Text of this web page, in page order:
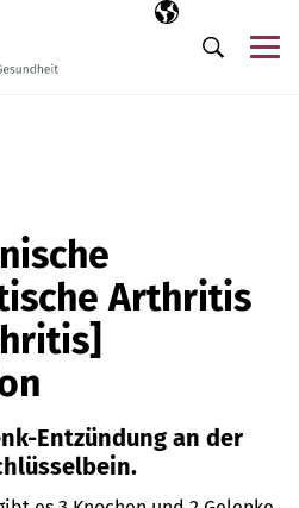
Ausgewählte
DE
Suche
Arthritis
Entzündung an der